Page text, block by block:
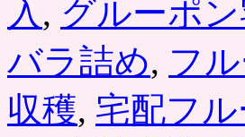
入 , グルーポ
バラ詰め, フ
収穫, 宅配フル